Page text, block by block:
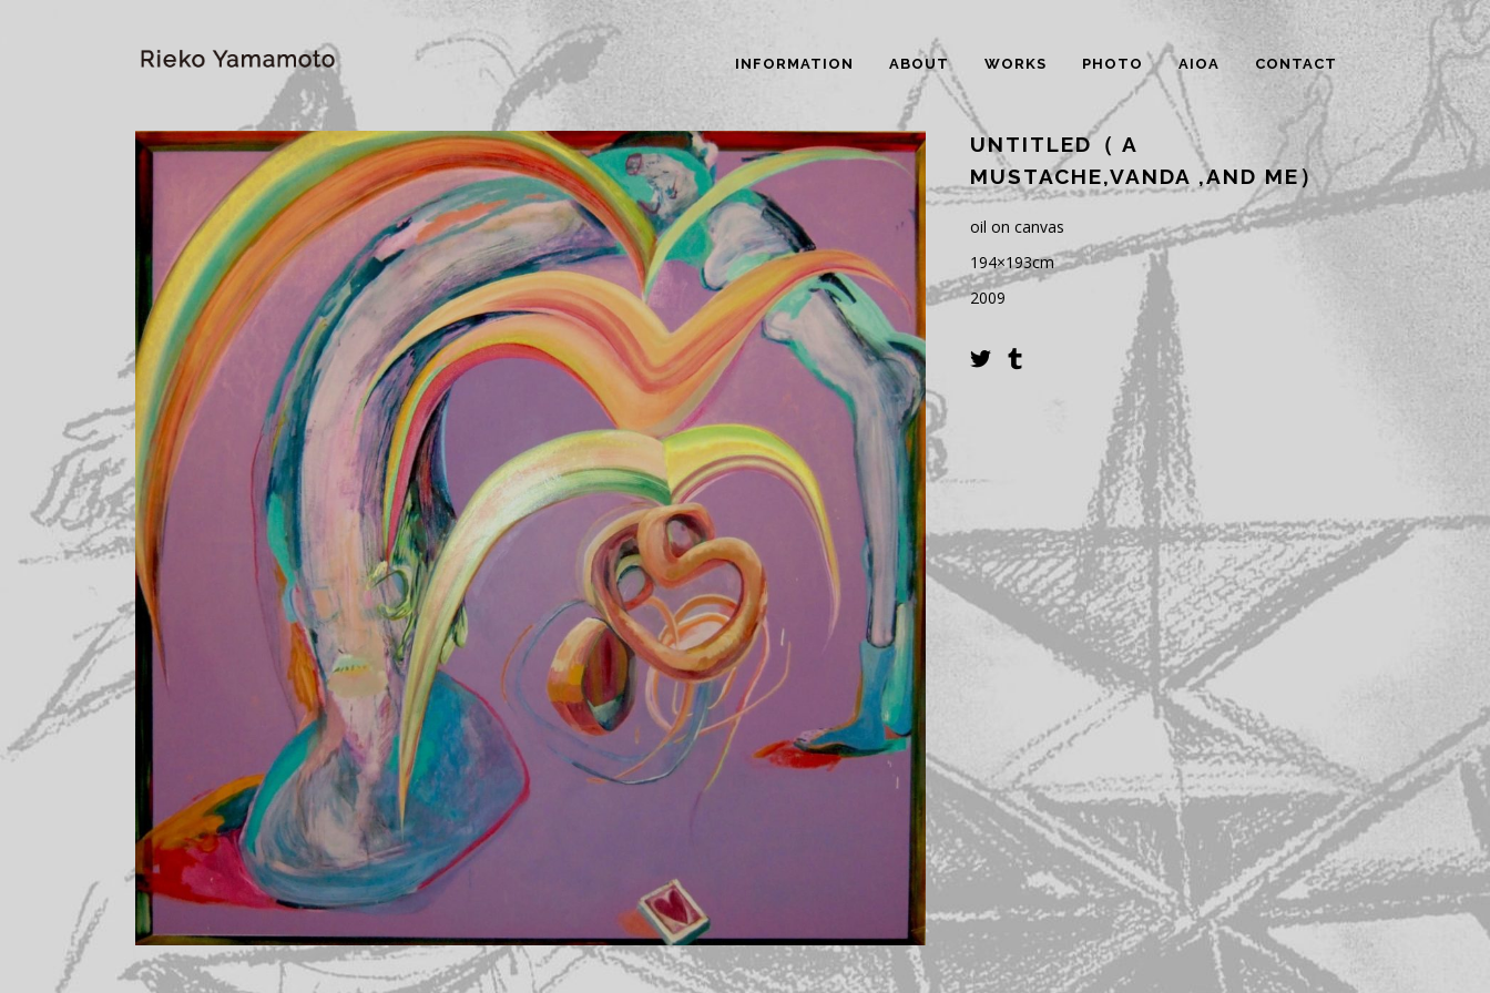
INFORMATION ABOUT WORKS PHOTO AIOA CONTACT
UNTITLED（ A
MUSTACHE,VANDA ,AND ME）
oil on canvas
194×193cm
2009